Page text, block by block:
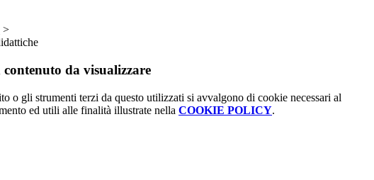
>
contenuto da visualizzare
o gli strumenti terzi da questo utilizzati si avvalgono di cookie necessari al
ed utili alle finalità illustrate nella COOKIE POLICY.